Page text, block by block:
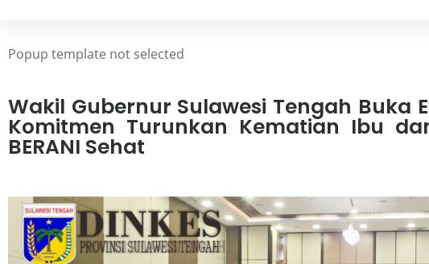
Popup template not selected
Wakil Gubernur Sulawesi Tengah Buka
Komitmen Turunkan Kematian Ibu
BERANI Sehat